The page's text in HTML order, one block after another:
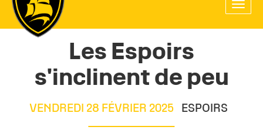
site
navigation
Toggle
Les Espoirs
s'inclinent de peu
VENDREDI 28 FÉVRIER 2025 ESPOIRS